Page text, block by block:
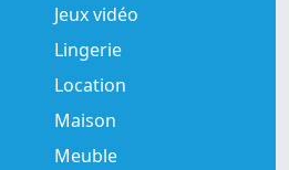
Jeux vidéo
Lingerie
Location
Maison
Meuble